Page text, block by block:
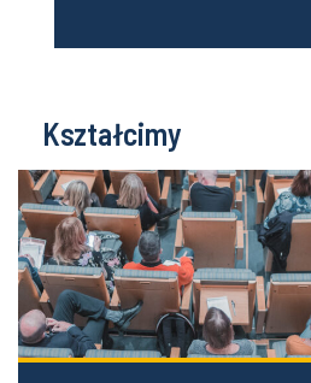
Kształcimy